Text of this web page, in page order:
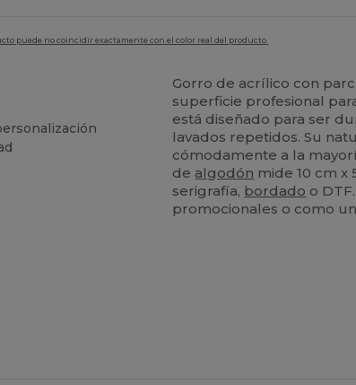
puede no coincidir exactamente con el color real del producto.
Gorro de acrílico con
superficie profesional
está diseñado para ser
lavados repetidos. Su
cómodamente a la
de algodón mide 10 cm x
serigrafía, bordado o
promocionales o como